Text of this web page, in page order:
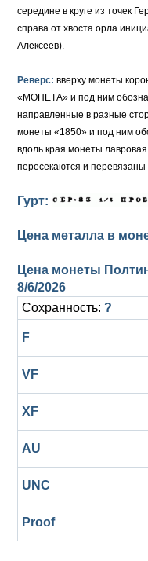
Для Молдавии и
Таврические монеты
Медь
Для Пруссии
Ливонезы
Альбертусталер
Петр II (1727-1730)
Екатерина I (1725-1727)
Петр I (1682-1725)
Золото
Серебро
Для Речи Посполитой
середине в круге из точек
справа от хвоста орла
Алексеев).
Реверс: вверху монеты
«МОНЕТА» и под ним
направленные в разные
монеты «1850» и под ним
вдоль края монеты лавровая
пересекаются и перевязаны
Гурт:
Цена металла в
Цена монеты
8/6/2026
Сохранность: ?
F
VF
XF
AU
UNC
Proof